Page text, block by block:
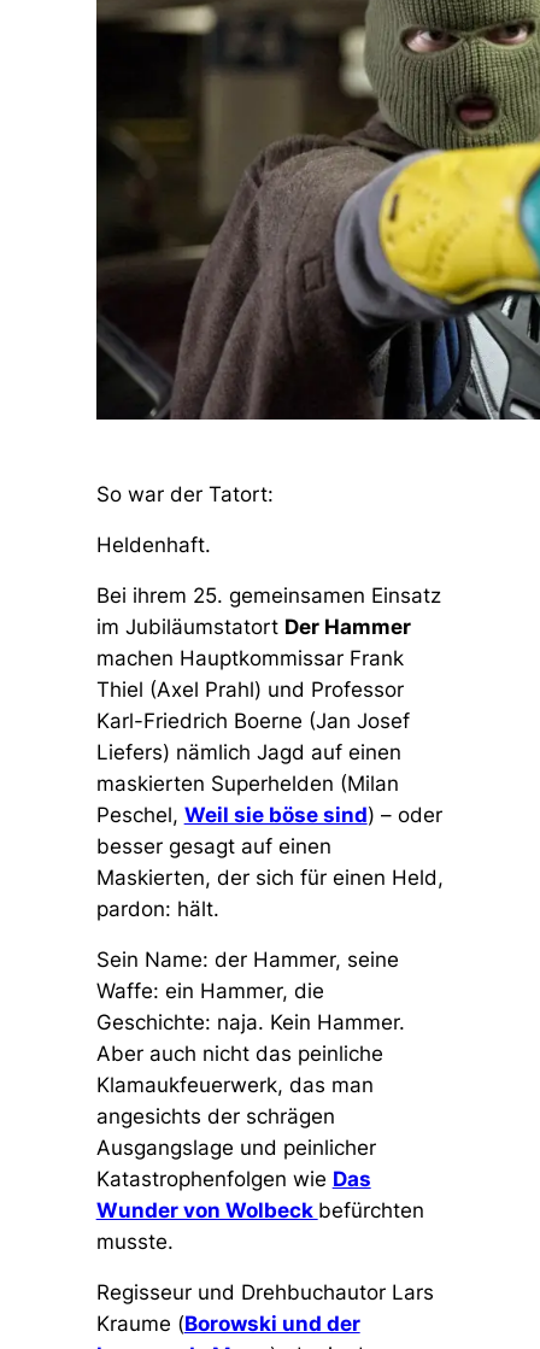
So war der Tatort:
Heldenhaft.
Bei ihrem 25. gemeinsamen Einsatz
im Jubiläumstatort Der Hammer
machen Hauptkommissar Frank
Thiel (Axel Prahl) und Professor
Karl-Friedrich Boerne (Jan Josef
Liefers) nämlich Jagd auf einen
maskierten Superhelden (Milan
Peschel, Weil sie böse sind) – oder
besser gesagt auf einen
Maskierten, der sich für einen Held,
pardon: hält.
Sein Name: der Hammer, seine
Waffe: ein Hammer, die
Geschichte: naja. Kein Hammer.
Aber auch nicht das peinliche
Klamaukfeuerwerk, das man
angesichts der schrägen
Ausgangslage und peinlicher
Katastrophenfolgen wie Das
Wunder von Wolbeck befürchten
musste.
Regisseur und Drehbuchautor Lars
Kraume (Borowski und der